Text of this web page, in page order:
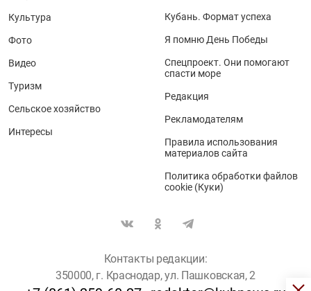
Культура
Фото
Видео
Туризм
Сельское хозяйство
Интересы
Кубань. Формат успеха
Я помню День Победы
Спецпроект. Они помогают
спасти море
Редакция
Рекламодателям
Правила использования
материалов сайта
Политика обработки файлов
cookie (Куки)
Контакты редакции:
350000, г. Краснодар, ул. Пашковская, 2